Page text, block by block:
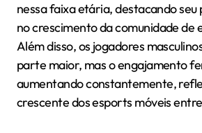
nessa faixa etária, destacando
no crescimento da comunidade de
Além disso, os jogadores
parte maior, mas o engajamento
aumentando constantemente,
crescente dos esports móveis